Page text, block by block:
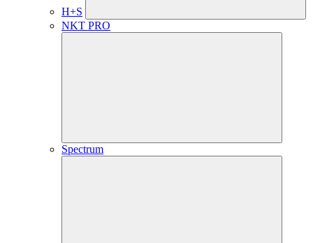
H+S
NKT PRO
Spectrum